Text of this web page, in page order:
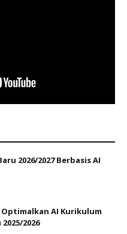
2026/2027 Berbasis AI
Optimalkan AI Kurikulum
2026